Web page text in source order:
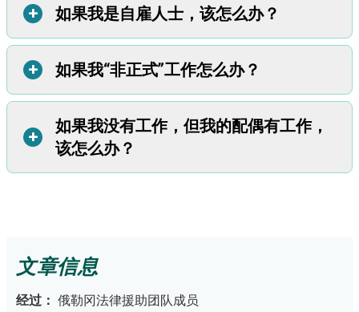
如果您担心自己的工作时间不足以获得 SSDI，也不用灰心。
另一个名为补充保障收入 (SSI) 的计划可能会对您有所帮
助。SSI 是基于经济需求而非工作经历的，因此，如果 SSDI
不可行，SSI 是值得考虑的。您可以在此页面上详细了解 SSI
和其他残疾福利。
如果我是自雇人士，该怎么办？
+
如果您是自雇人士并缴纳了社会保障税，那么您同样有资格
获得 SSDI。您获得积分的方式与其他任何工作者相同。
如果我“非正式”工作怎么办？
+
如果您没有缴纳社会保障税，就没有资格获得 SSDI。您必须
向政府申报收入并缴纳社会保障税才能获得资格。如果您符
合财务条件，您仍可能有资格获得 SSI。点击此处详细了解
如果我没有工作，但我的配偶有工作，
该怎么办？
+
文章信息
经过： 俄勒冈法律援助团队成员